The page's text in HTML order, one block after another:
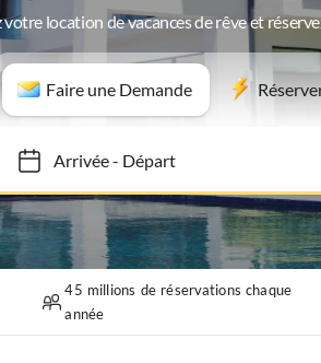
votre location de vacances de rêve et
Faire une Demande
Arrivée-Départ
45 millions de réservations chaque
année